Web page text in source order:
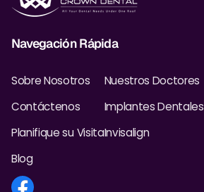
Navegación Rápida
Sobre Nosotros
Contáctenos
Planifique su Visita
Blog
Nuestros Doctores
Implantes Dentales
Invisalign